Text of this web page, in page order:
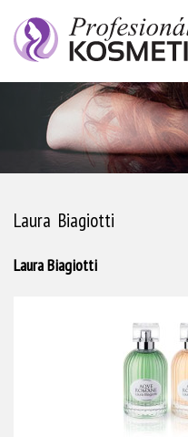
Laura Biagiotti
Laura Biagiotti